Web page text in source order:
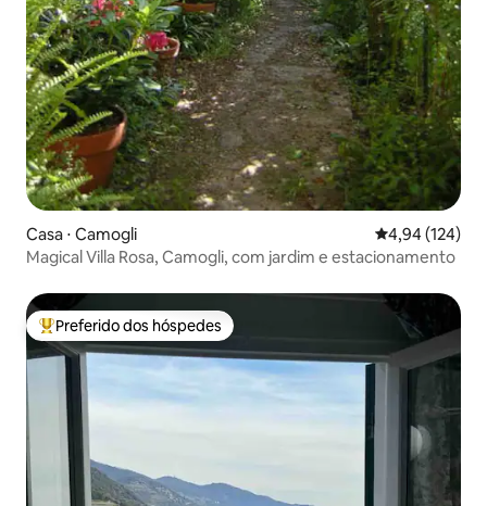
Casa ⋅ Camogli 4,94 de uma
4,94 (124)
Magical Villa Rosa, Camogli, com jardim e estacionamento
Entre os melhores preferidos dos hóspedes
Preferido dos hóspedes